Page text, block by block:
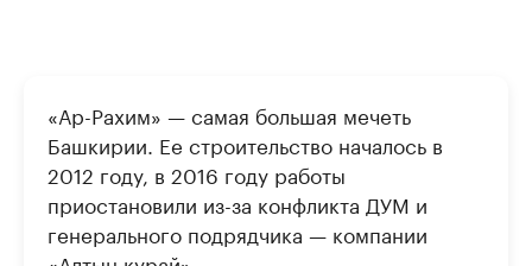
«Ар-Рахим» — самая большая мечеть
Башкирии. Ее строительство началось в
2012 году, в 2016 году работы
приостановили из-за конфликта ДУМ и
генерального подрядчика — компании